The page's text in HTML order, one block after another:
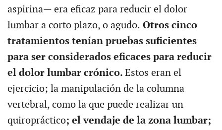
aspirina— era eficaz para reducir el dolor
lumbar a corto plazo, o agudo. Otros cinco
tratamientos tenían pruebas suficientes
para ser considerados eficaces para reducir
el dolor lumbar crónico. Estos eran el
ejercicio; la manipulación de la columna
vertebral, como la que puede realizar un
quiropráctico; el vendaje de la zona lumbar;